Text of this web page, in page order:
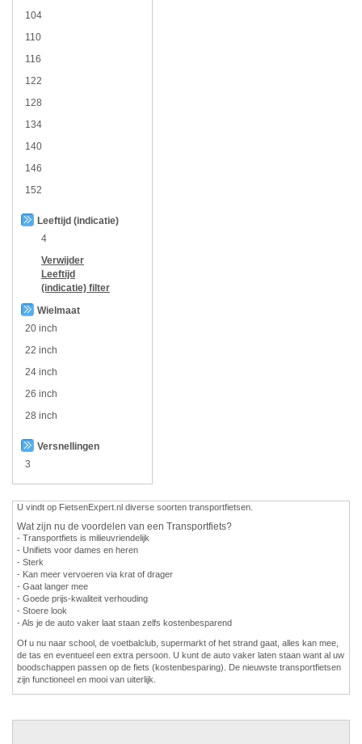
104
110
116
122
128
134
140
146
152
Leeftijd (indicatie)
4
Verwijder
Leeftijd
(indicatie) filter
Wielmaat
20 inch
22 inch
24 inch
26 inch
28 inch
Versnellingen
3
U vindt op FietsenExpert.nl diverse soorten transportfietsen.
Wat zijn nu de voordelen van een Transportfiets?
- Transportfiets is milieuvriendelijk
- Unifiets voor dames en heren
- Sterk
- Kan meer vervoeren via krat of drager
- Gaat langer mee
- Goede prijs-kwaliteit verhouding
- Stoere look
- Als je de auto vaker laat staan zelfs kostenbesparend
Of u nu naar school, de voetbalclub, supermarkt of het strand gaat, alles kan mee,
de tas en eventueel een extra persoon. U kunt de auto vaker laten staan want al uw
boodschappen passen op de fiets (kostenbesparing). De nieuwste transportfietsen
zijn functioneel en mooi van uiterlijk.